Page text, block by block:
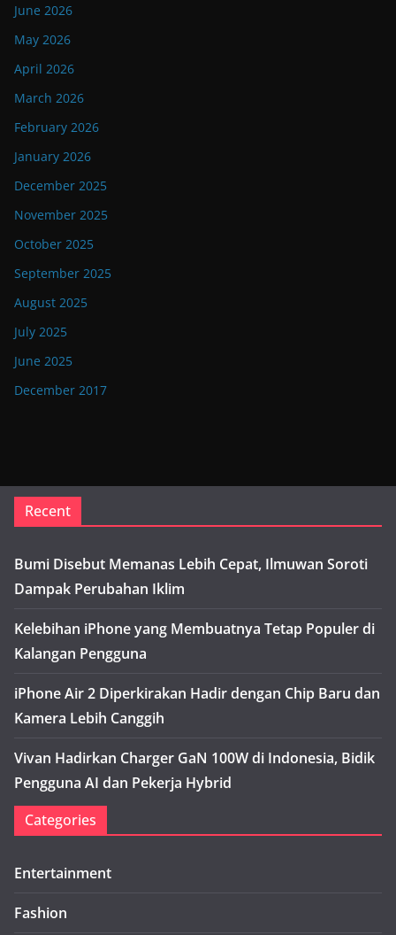
June 2026
May 2026
April 2026
March 2026
February 2026
January 2026
December 2025
November 2025
October 2025
September 2025
August 2025
July 2025
June 2025
December 2017
Recent
Bumi Disebut Memanas Lebih Cepat, Ilmuwan Soroti
Dampak Perubahan Iklim
Kelebihan iPhone yang Membuatnya Tetap Populer di
Kalangan Pengguna
iPhone Air 2 Diperkirakan Hadir dengan Chip Baru dan
Kamera Lebih Canggih
Vivan Hadirkan Charger GaN 100W di Indonesia, Bidik
Pengguna AI dan Pekerja Hybrid
Categories
Entertainment
Fashion